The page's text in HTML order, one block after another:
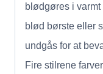
blødgøres i
blød børste eller
undgås for at
Fire stilrene